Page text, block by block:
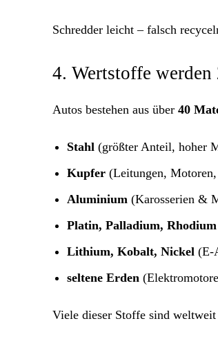
Schredder leicht – falsch
4. Wertstoffe
Autos bestehen aus über 40
Stahl (größter Anteil, hoher
Kupfer (Leitungen,
Aluminium (Karosserien &
Platin, Palladium, Rhodium
Lithium, Kobalt, Nickel (E-
seltene Erden
Viele dieser Stoffe sind